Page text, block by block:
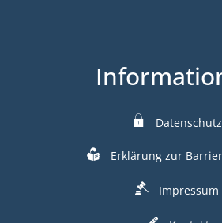
Datenschutz
Erklärung zur
Impressum